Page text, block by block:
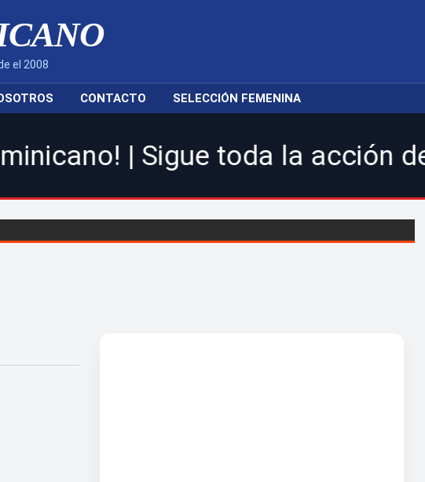
el 2008
CONTACTO SELECCIÓN FEMENINA
Sigue toda la acción de la